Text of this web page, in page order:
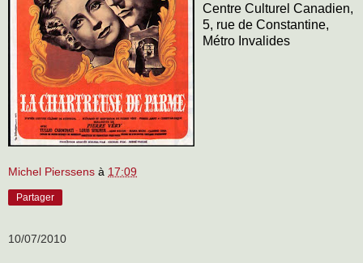
Centre Culturel Canadien,
5, rue de Constantine,
Métro Invalides
Michel Pierssens à 17:09
Partager
10/07/2010